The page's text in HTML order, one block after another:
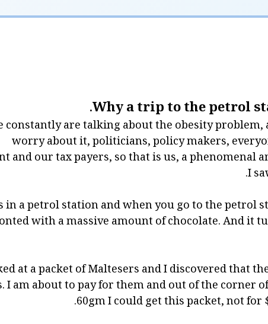
Why a trip to the petrol
constantly are talking about the obesity
worry about it, politicians, policy makers,
and our tax payers, so that is us, a phenomenal
I
in a petrol station and when you go to the petrol
with a massive amount of chocolate. And it
at a packet of Maltesers and I discovered that
I am about to pay for them and out of the corner
60gm I could get this packet, not for